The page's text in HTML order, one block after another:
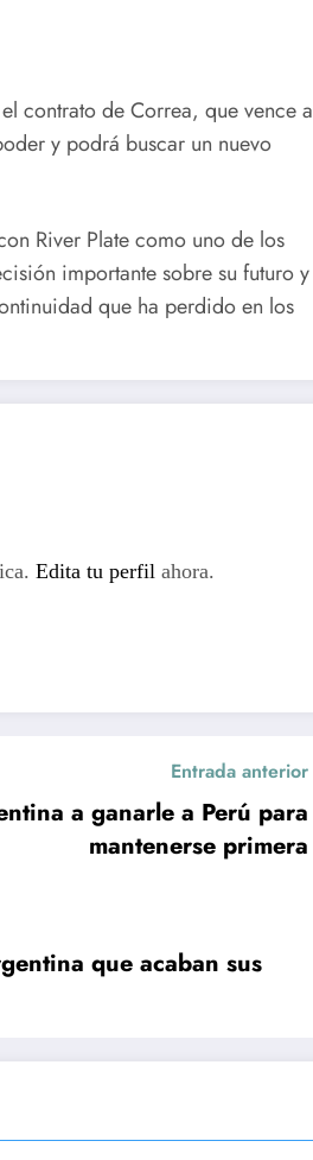
contrato de Correa, que vence a
y podrá buscar un nuevo
River Plate como uno de los
importante sobre su futuro y
que ha perdido en los
Edita tu perfil ahora.
Entrada anterior
a ganarle a Perú para
mantenerse primera
que acaban sus